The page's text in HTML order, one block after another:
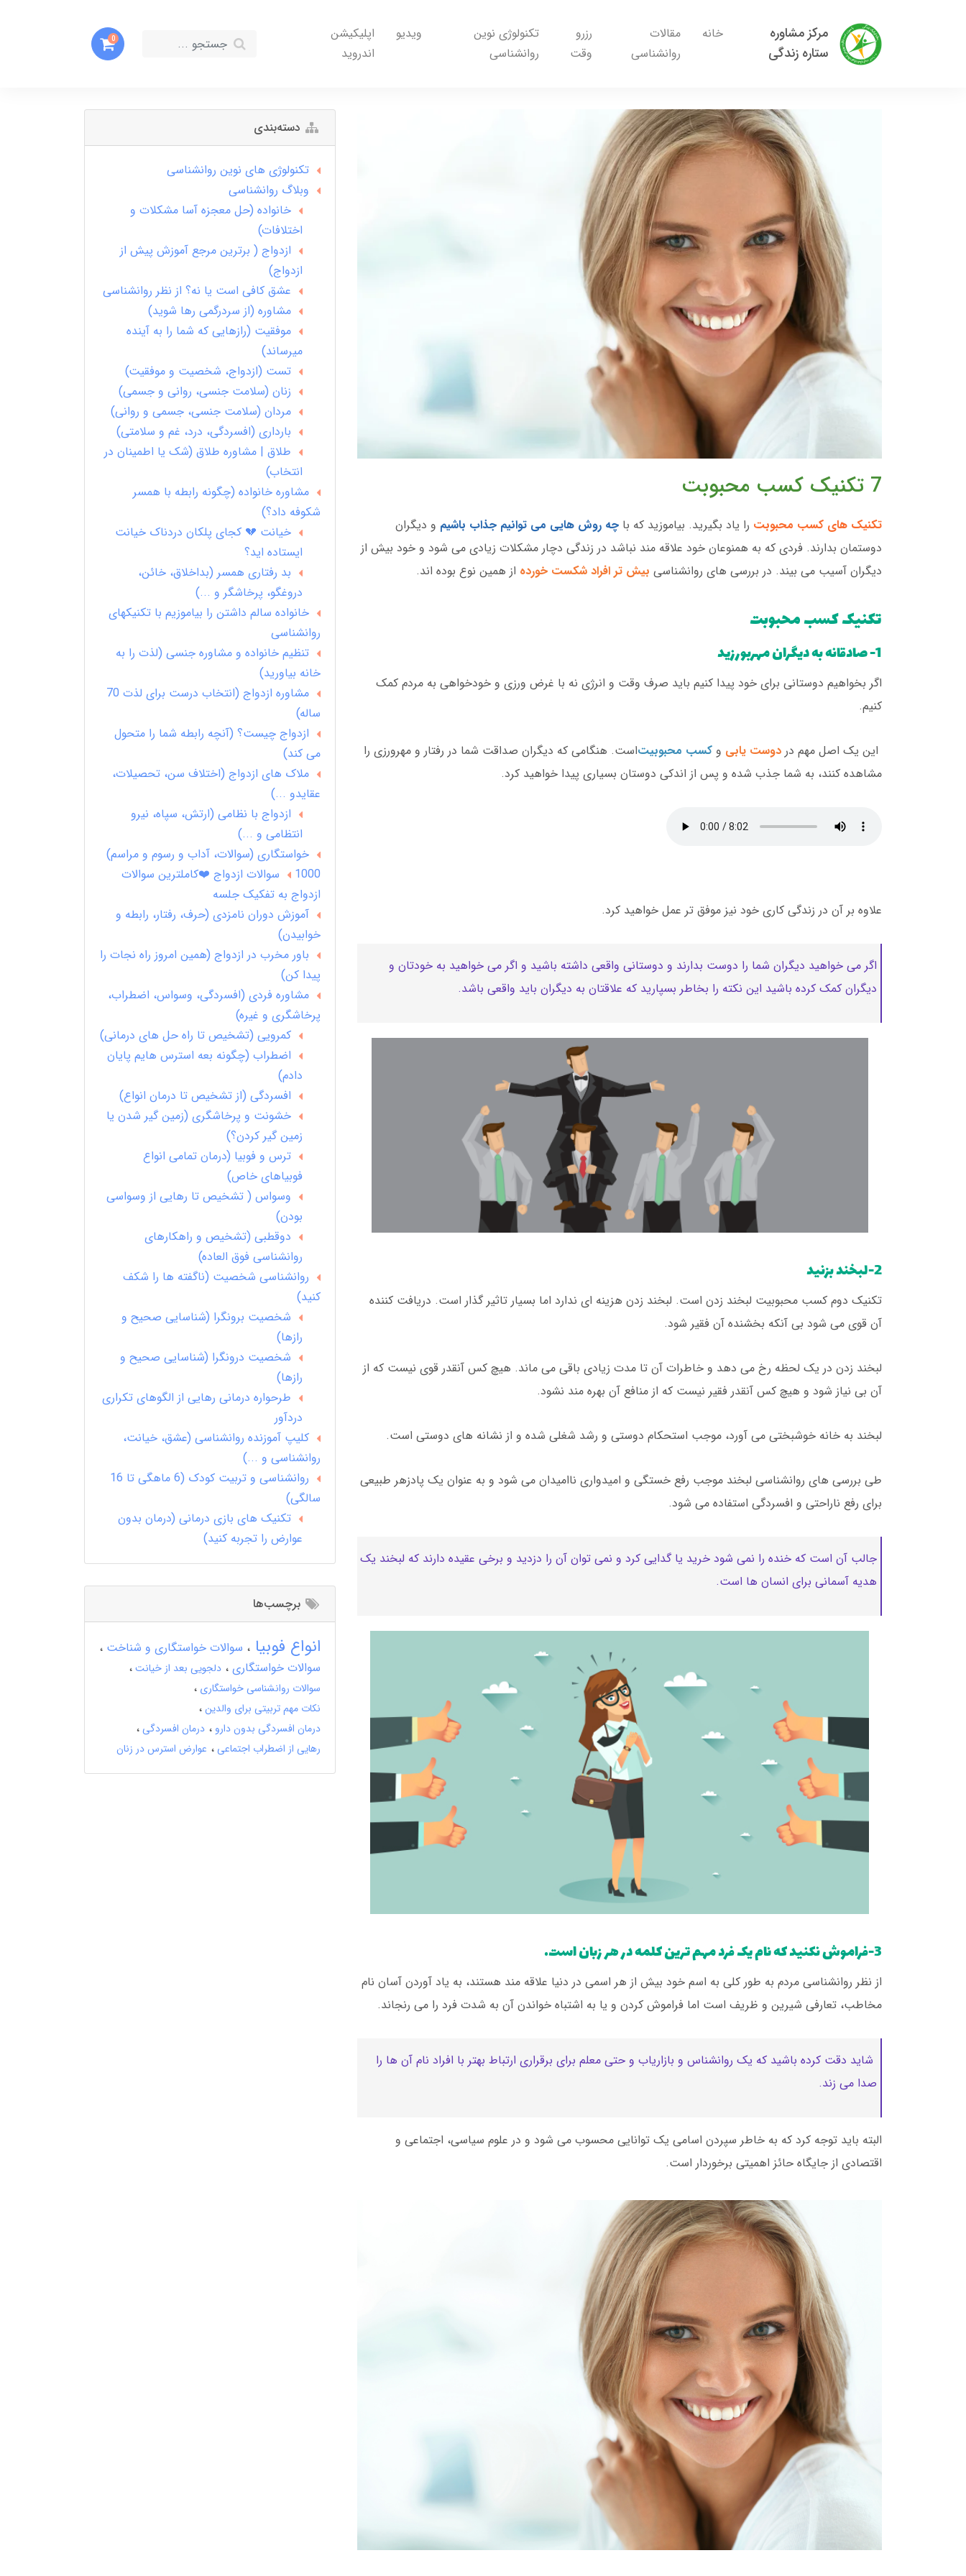
مرکز مشاوره
ستاره زندگی
خانه
مقالات
روانشناسی
رزرو
وقت
تکنولوژی نوین
روانشناسی
ویدیو
اپلیکیشن
اندروید
0
7 تکنیک کسب محبوبت
تکنیک های کسب محبوبت را یاد بگیرید. بیاموزید که با چه روش هایی می توانیم جذاب باشیم و دیگران
دوستمان بدارند. فردی که به همنوعان خود علاقه مند نباشد در زندگی دچار مشکلات زیادی می شود و خود بیش از
دیگران آسیب می بیند. در بررسی های روانشناسی بیش تر افراد شکست خورده از همین نوع بوده اند.
تکنیک کسب محبوبت
1- صادقانه به دیگران مهربورزید
اگر بخواهیم دوستانی برای خود پیدا کنیم باید صرف وقت و انرژی نه با غرض ورزی و خودخواهی به مردم کمک
کنیم.
این یک اصل مهم در دوست یابی و کسب محبوبیتاست. هنگامی که دیگران صداقت شما در رفتار و مهرورزی را
مشاهده کنند، به شما جذب شده و پس از اندکی دوستان بسیاری پیدا خواهید کرد.
علاوه بر آن در زندگی کاری خود نیز موفق تر عمل خواهید کرد.
اگر می خواهید دیگران شما را دوست بدارند و دوستانی واقعی داشته باشید و اگر می خواهید به خودتان و
دیگران کمک کرده باشید این نکته را بخاطر بسپارید که علاقتان به دیگران باید واقعی باشد.
2-لبخند بزنید
تکنیک دوم کسب محبوبیت لبخند زدن است. لبخند زدن هزینه ای ندارد اما بسیار تاثیر گذار است. دریافت کننده
آن قوی می شود بی آنکه بخشنده آن فقیر شود.
لبخند زدن در یک لحظه رخ می دهد و خاطرات آن تا مدت زیادی باقی می ماند. هیچ کس آنقدر قوی نیست که از
آن بی نیاز شود و هیچ کس آنقدر فقیر نیست که از منافع آن بهره مند نشود.
لبخند به خانه خوشبختی می آورد، موجب استحکام دوستی و رشد شغلی شده و از نشانه های دوستی است.
طی بررسی های روانشناسی لبخند موجب رفع خستگی و امیدواری ناامیدان می شود و به عنوان یک پادزهر طبیعی
برای رفع ناراحتی و افسردگی استفاده می شود.
جالب آن است که خنده را نمی شود خرید یا گدایی کرد و نمی توان آن را دزدید و برخی عقیده دارند که لبخند یک
هدیه آسمانی برای انسان ها است.
3-فراموش نکنید که نام یک فرد مهم ترین کلمه در هر زبان است.
از نظر روانشناسی مردم به طور کلی به اسم خود بیش از هر اسمی در دنیا علاقه مند هستند، به یاد آوردن آسان نام
مخاطب، تعارفی شیرین و ظریف است اما فراموش کردن و یا به اشتباه خواندن آن به شدت فرد را می رنجاند.
شاید دقت کرده باشید که یک روانشناس و بازاریاب و حتی معلم برای برقراری ارتباط بهتر با افراد نام آن ها را
صدا می زند.
البته باید توجه کرد که به خاطر سپردن اسامی یک توانایی محسوب می شود و در علوم سیاسی، اجتماعی و
اقتصادی از جایگاه حائز اهمیتی برخوردار است.
دسته‌بندی
تکنولوژی های نوین روانشناسی
وبلاگ روانشناسی
خانواده (حل معجزه آسا مشکلات و
اختلافات)
ازدواج ( برترین مرجع آموزش پیش از
ازدواج)
عشق کافی است یا نه؟ از نظر روانشناسی
مشاوره (از سردرگمی رها شوید)
موفقیت (رازهایی که شما را به آینده
میرساند)
تست (ازدواج، شخصیت و موفقیت)
زنان (سلامت جنسی، روانی و جسمی)
مردان (سلامت جنسی، جسمی و روانی)
بارداری (افسردگی، درد، غم و سلامتی)
طلاق | مشاوره طلاق (شک یا اطمینان در
انتخاب)
مشاوره خانواده (چگونه رابطه با همسر
شکوفه داد؟)
خیانت 💔 کجای پلکان دردناک خیانت
ایستاده اید؟
بد رفتاری همسر (بداخلاق، خائن،
دروغگو، پرخاشگر و ...)
خانواده سالم داشتن را بیاموزیم با تکنیکهای
روانشناسی
تنظیم خانواده و مشاوره جنسی (لذت را به
خانه بیاورید)
مشاوره ازدواج (انتخاب درست برای لذت 70
ساله)
ازدواج چیست؟ (آنچه رابطه شما را متحول
می کند)
ملاک های ازدواج (اختلاف سن، تحصیلات،
عقایدو ...)
ازدواج با نظامی (ارتش، سپاه، نیرو
انتظامی و ...)
خواستگاری (سوالات، آداب و رسوم و مراسم)
1000 سوالات ازدواج ❤️کاملترین سوالات
ازدواج به تفکیک جلسه
آموزش دوران نامزدی (حرف، رفتار، رابطه و
خوابیدن)
باور مخرب در ازدواج (همین امروز راه نجات را
پیدا کن)
مشاوره فردی (افسردگی، وسواس، اضطراب،
پرخاشگری و غیره)
کمرویی (تشخیص تا راه حل های درمانی)
اضطراب (چگونه بعه استرس هایم پایان
دادم)
افسردگی (از تشخیص تا درمان انواع)
خشونت و پرخاشگری (زمین گیر شدن یا
زمین گیر کردن؟)
ترس و فوبیا (درمان تمامی انواع
فوبیاهای خاص)
وسواس ( تشخیص تا رهایی از وسواسی
بودن)
دوقطبی (تشخیص و راهکارهای
روانشناسی فوق العاده)
روانشناسی شخصیت (ناگفته ها را شکف
کنید)
شخصیت برونگرا (شناسایی صحیح و
رازها)
شخصیت درونگرا (شناسایی صحیح و
رازها)
طرحواره درمانی رهایی از الگوهای تکراری
دردآور
کلیپ آموزنده روانشناسی (عشق، خیانت،
روانشناسی و ...)
روانشناسی و تربیت کودک (6 ماهگی تا 16
سالگی)
تکنیک های بازی درمانی (درمان بدون
عوارض را تجربه کنید)
برچسب‌ها
انواع فوبیا
سوالات خواستگاری و شناخت
سوالات خواستگاری
دلجویی بعد از خیانت
سوالات روانشناسی خواستگاری
نکات مهم تربیتی برای والدین
درمان افسردگی بدون دارو
درمان افسردگی
رهایی از اضطراب اجتماعی
عوارض استرس در زنان